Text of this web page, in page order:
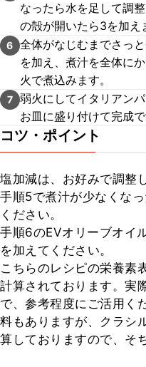
なったら水を足して調
の殻が開いたら3を加え
6 全体がなじむまでさっ
を加え、煮汁を全体に
火で煮込みます。
7 弱火にしてイタリアン
お皿に盛り付けて完成で
コツ・ポイント
塩加減は、お好みで調整
手順5で煮汁が少なくな
ください。
手順6のEVオリーブオイ
を加えてください。
こちらのレシピの栄養素
計算されております。実
で、参考程度にご活用く
料もありますが、クラシ
算しておりますので、そ